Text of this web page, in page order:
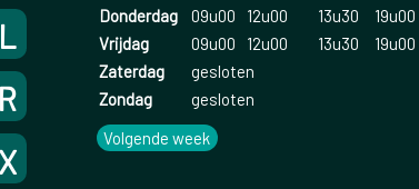
L
R
X
Donderdag
09u00 12u00 13u30
19u00
Vrijdag
09u00 12u00 13u30
19u00
Zaterdag
gesloten
Zondag
gesloten
Volgende week